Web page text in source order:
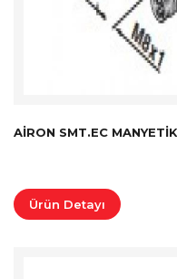
AIRON SMT.EC
Ürün Detayı